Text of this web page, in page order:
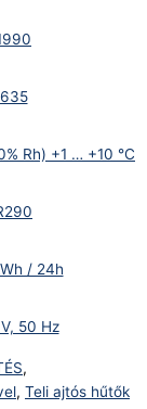
635
Rh) +1 … +10 °C
/ 24h
50 Hz
,
, Teli ajtós hűtők